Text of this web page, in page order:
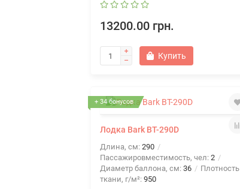
13200.00 грн.
Купить
+ 34 бонусов
Лодка Bark BT-290D
Длина, см: 290
Пассажировместимость, чел: 2
Диаметр баллона, см: 36
Плотность
ткани, г/м²: 950